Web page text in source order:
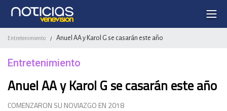
Entretenimiento / Anuel AA y Karol G se casarán este año
Entretenimiento
Anuel AA y Karol G se casarán este año
COMENZARON SU NOVIAZGO EN 2018